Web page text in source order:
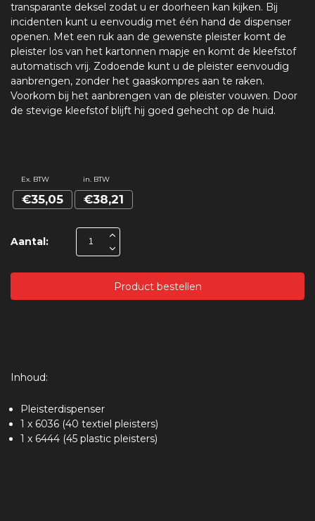
transparante deksel zodat u er doorheen kan kijken. Bij
incidenten kunt u eenvoudig met één hand de dispenser
openen. Met een ruk aan de gewenste pleister komt de
pleister los van het kartonnen mapje en komt de kleefstof
automatisch vrij. Zodoende kunt u de pleister eenvoudig
aanbrengen, zonder het gaaskompres aan te raken.
Voorkom bij het aanbrengen van de pleister vouwen. Door
de stevige kleefstof blijft hij goed gehecht op de huid.
Aantal:
Ex. BTW in. BTW
€35,05 €38,21
Product bestellen
Inhoud:
Pleisterdispenser
1 x 6036 (40 textiel pleisters)
1 x 6444 (45 plastic pleisters)